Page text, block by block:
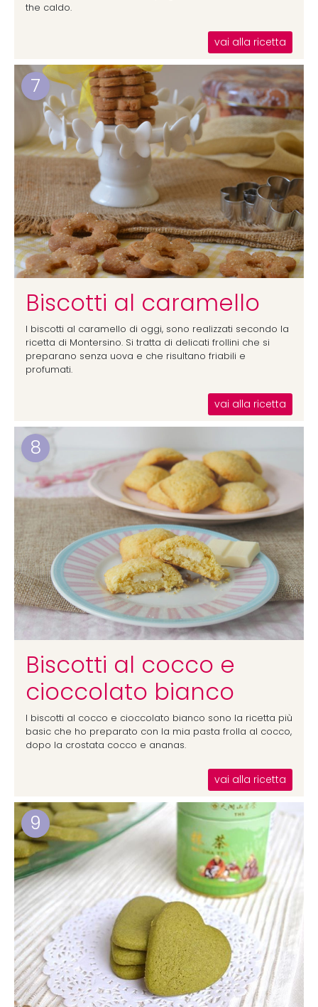
the caldo.
vai alla ricetta
7
Biscotti al caramello
I biscotti al caramello di oggi, sono realizzati secondo la
ricetta di Montersino. Si tratta di delicati frollini che si
preparano senza uova e che risultano friabili e
profumati.
vai alla ricetta
8
Biscotti al cocco e
cioccolato bianco
I biscotti al cocco e cioccolato bianco sono la ricetta più
basic che ho preparato con la mia pasta frolla al cocco,
dopo la crostata cocco e ananas.
vai alla ricetta
9